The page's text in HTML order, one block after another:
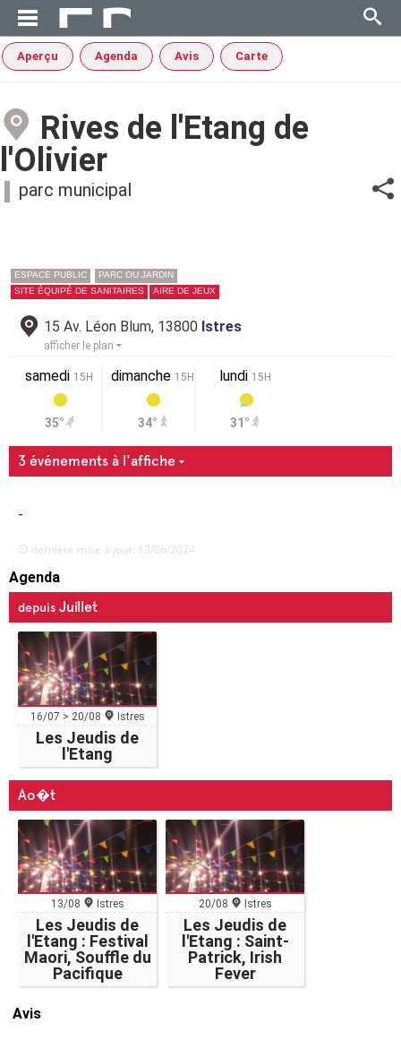
Aperçu Agenda Avis Carte
Rives de l'Etang de
l'Olivier
parc municipal
ESPACE PUBLIC
PARC OU JARDIN
SITE ÉQUIPÉ DE SANITAIRES
AIRE DE JEUX
15 Av. Léon Blum, 13800 Istres
afficher le plan
samedi 15H
35°
dimanche 15H
34°
lundi 15H
31°
3 événements à l'affiche
-
dernière mise à jour: 13/06/2024
Agenda
depuis Juillet
16/07 > 20/08 Istres
Les Jeudis de
l'Etang
Ao�t
13/08 Istres
Les Jeudis de
l'Etang : Festival
Maori, Souffle du
Pacifique
20/08 Istres
Les Jeudis de
l'Etang : Saint-
Patrick, Irish
Fever
Avis